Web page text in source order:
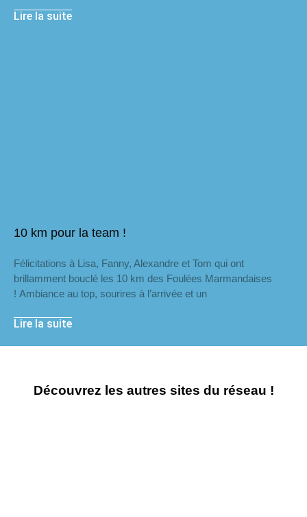
Lire la suite
10 km pour la team !
Félicitations à Lisa, Fanny, Alexandre et Tom qui ont
brillamment bouclé les 10 km des Foulées Marmandaises
! Ambiance au top, sourires à l’arrivée et un
Lire la suite
Découvrez les autres sites du réseau !